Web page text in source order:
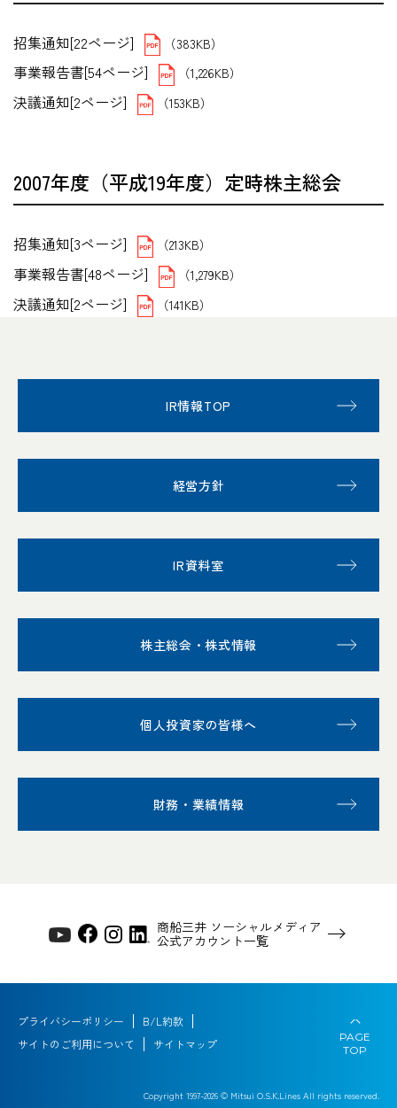
招集通知[22ページ] （383KB）
事業報告書[54ページ] （1,226KB）
決議通知[2ページ] （153KB）
2007年度（平成19年度）定時株主総会
招集通知[3ページ] （213KB）
事業報告書[48ページ] （1,279KB）
決議通知[2ページ] （141KB）
IR情報TOP
経営方針
IR資料室
株主総会・株式情報
個人投資家の皆様へ
財務・業績情報
商船三井 ソーシャルメディア
公式アカウント一覧
プライバシーポリシー
B/L約款
サイトのご利用について
サイトマップ
Copyright 1997-2026 © Mitsui O.S.K.Lines All rights reserved.
PAGE
TOP